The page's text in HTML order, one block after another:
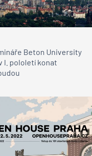
Beton University
I. pololetí konat